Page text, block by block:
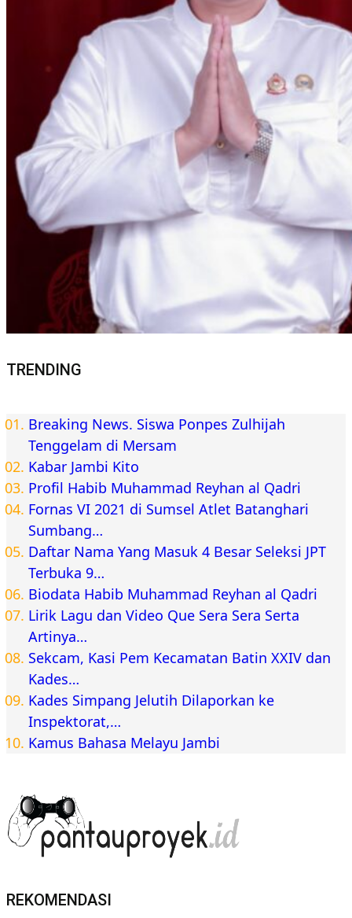
TRENDING
Breaking News. Siswa Ponpes Zulhijah
Tenggelam di Mersam
Kabar Jambi Kito
Profil Habib Muhammad Reyhan al Qadri
Fornas VI 2021 di Sumsel Atlet Batanghari
Sumbang…
Daftar Nama Yang Masuk 4 Besar Seleksi JPT
Terbuka 9…
Biodata Habib Muhammad Reyhan al Qadri
Lirik Lagu dan Video Que Sera Sera Serta
Artinya…
Sekcam, Kasi Pem Kecamatan Batin XXIV dan
Kades…
Kades Simpang Jelutih Dilaporkan ke
Inspektorat,…
Kamus Bahasa Melayu Jambi
REKOMENDASI